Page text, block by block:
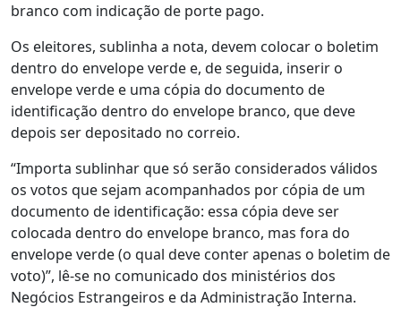
branco com indicação de porte pago.
Os eleitores, sublinha a nota, devem colocar o boletim
dentro do envelope verde e, de seguida, inserir o
envelope verde e uma cópia do documento de
identificação dentro do envelope branco, que deve
depois ser depositado no correio.
“Importa sublinhar que só serão considerados válidos
os votos que sejam acompanhados por cópia de um
documento de identificação: essa cópia deve ser
colocada dentro do envelope branco, mas fora do
envelope verde (o qual deve conter apenas o boletim de
voto)”, lê-se no comunicado dos ministérios dos
Negócios Estrangeiros e da Administração Interna.